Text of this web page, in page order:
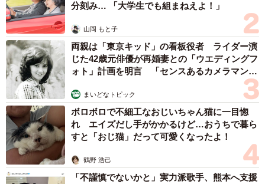
分刻み… 「大学生でも組まねえよ！」
山岡 もと子
両親は「東京キッド」の看板役者 ライダー演
じた42歳元俳優が再婚妻との「ウエディングフ
ォト」計画を明言 「センスあるカメラマン求
まいどなトピック
ボロボロで不細工なおじいちゃん猫に一目惚
れ エイズだし手がかかるけど…おうちで暮ら
すと「おじ猫」だって可愛くなったよ！
鶴野 浩己
「不謹慎でないかと」実力派歌手、熊本へ支援